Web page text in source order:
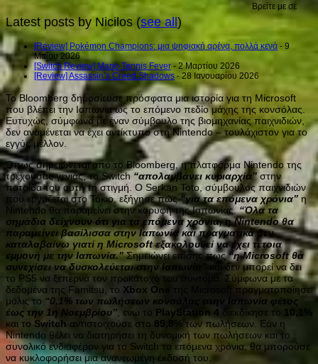
Βρείτε με σε
Latest posts by Nicilos (see all)
[Review] Pokémon Champions: μια ψηφιακή αρένα, πολλά κενά - 9
Μαΐου 2026
[Switch Review] Mario Tennis Fever - 2 Μαρτίου 2026
[Review] Assassin’s Creed Shadows - 28 Ιανουαρίου 2026
Το Bloomberg δημοσίευσε πρόσφατα μια ιστορία για τη Microsoft
που βλέπει την Ιαπωνία ως το επόμενο πεδίο μάχης της κονσόλας.
Ευτυχώς, σύμφωνα με έναν σύμβουλο της βιομηχανίας παιχνιδιών,
δεν αναμένεται να έχει αντίκτυπο στη Nintendo – τουλάχιστον για το
εγγύς μέλλον.
Όπως σημειώνεται από το Bloomberg, η πλατφόρμα Nintendo της
τρέχουσας γενιάς, το Switch “απολαμβάνει κυριαρχία” στην
πατρίδα του αυτή τη στιγμή. Ο Serkan Toto, σύμβουλος παιχνιδιών
που εργάζεται στο Τόκιο, εξήγησε πώς“για τα επόμενα χρόνια” η
Nintendo θα παραμείνει στην κορυφή της Ιαπωνίας.“Όλα τα
σημάδια δείχνουν ότι για τα επόμενα χρόνια, η Nintendo θα
παραμείνει βασίλισσα στην Ιαπωνία και πραγματικά δεν
καταλαβαίνω γιατί η Microsoft εξακολουθεί να έχει τέτοια
εμμονή με την Ιαπωνία.”Σημειώνει επίσης πως“η Microsoft θα
συνεχίσει να δυσκολεύεται στην Ιαπωνία”
και δεν μπορεί να δει
το PS5 να ξεπερνά τον προκάτοχό του σύντομα. Σύμφωνα με τα
δεδομένα της Famitsu, το Xbox One
της Microsoft πραγματοποίησε
μόλις το “0,1% των πωλήσεων κονσόλας στην Ιαπωνία φέτος
έως την 1η Νοεμβρίου” , ενώ το PlayStation 4 διεκδίκησε το 10,1%
και το Switch αντιστοιχούσε στο 89,8% των πωλήσεων. Εάν η
Nintendo θέλει να διατηρήσει τη δυναμική των πωλήσεων και το
συνολικό ενδιαφέρον για το Switch τα επόμενα χρόνια, θα μπορούσε
να κυκλοφορήσει μια ανανεωμένη έκδοσή του.